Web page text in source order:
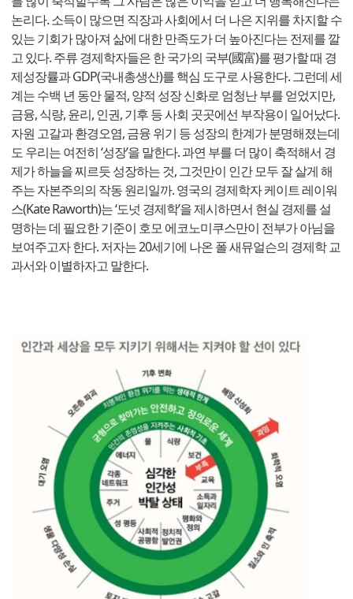
논리다. 소득이 많으면 직장과 사회에서 더 나은 지위를 차지할 수
있는 기회가 많아져 삶에 대한 만족도가 더 높아진다는 전제를 깔
고 있다. 주류 경제학자들은 한 국가의 국부(國富)를 평가할 때 경
제성장률과 GDP(국내총생산)를 핵심 도구로 사용한다. 그런데 세
계는 수백 년 동안 물적, 양적 성장 신화로 엄청난 부를 얻었지만,
금융, 식량, 윤리, 인권, 기후 등 사회 곳곳에선 부작용이 일어났다.
자원 고갈과 환경오염, 금융 위기 등 성장의 한계가 분명해졌는데
도 우리는 여전히 ‘성장’을 말한다. 과연 부를 더 많이 축적해서 경
제가 하늘을 찌르듯 성장하는 것, 그것만이 인간 모두 잘 살게 해
주는 자본주의의 작동 원리일까. 영국의 경제학자 케이트 레이워
스(Kate Raworth)는 ‘도넛 경제학’을 제시하면서 현실 경제를 설
명하는 데 필요한 기준이 호모 에코노미쿠스만이 전부가 아님을
보여주고자 한다. 저자는 20세기에 나온 폴 새뮤얼슨의 경제학 교
과서와 이별하자고 말한다.